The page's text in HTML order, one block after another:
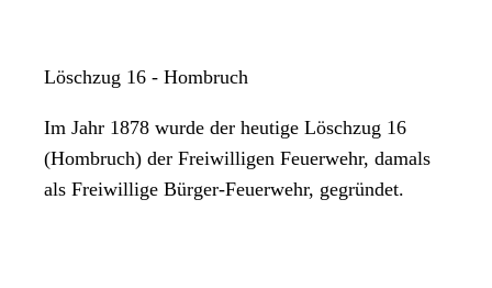
Löschzug 16 - Hombruch
Im Jahr 1878 wurde der heutige Löschzug 16
(Hombruch) der Freiwilligen Feuerwehr, damals
als Freiwillige Bürger-Feuerwehr, gegründet.